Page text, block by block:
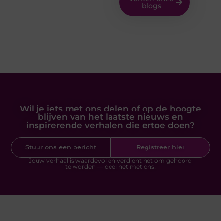
blogs
Wil je iets met ons delen of op de hoogte
blijven van het laatste nieuws en
inspirerende verhalen die ertoe doen?
Stuur ons een bericht
Registreer hier
Jouw verhaal is waardevol en verdient het om gehoord
te worden — deel het met ons!